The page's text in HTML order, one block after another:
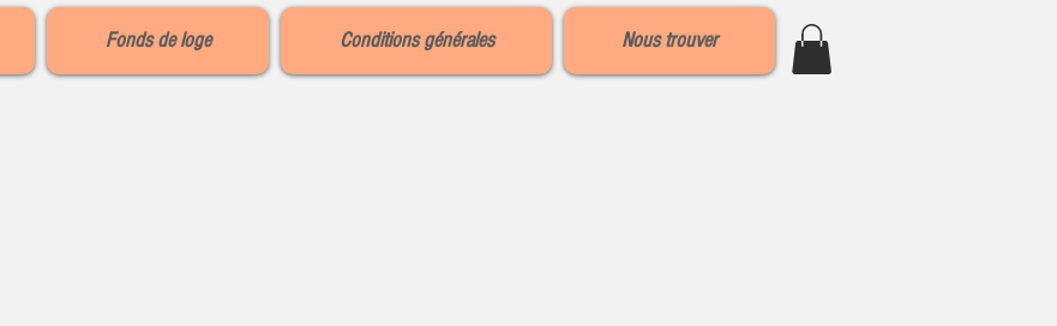
Fonds de loge Conditions générales Nous trouver